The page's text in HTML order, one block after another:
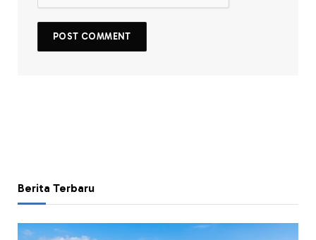
Berita Terbaru